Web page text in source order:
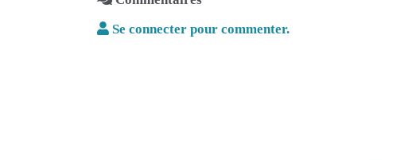
Se connecter pour commenter.